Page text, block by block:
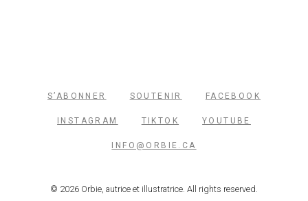
S’ABONNER SOUTENIR FACEBOOK
INSTAGRAM TIKTOK YOUTUBE
INFO@ORBIE.CA
© 2026 Orbie, autrice et illustratrice. All rights reserved.